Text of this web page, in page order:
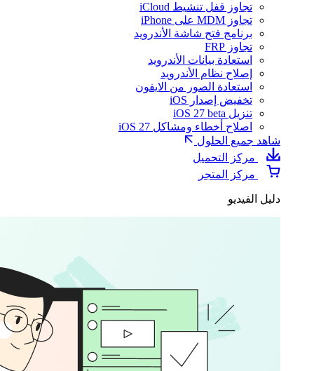
تجاوز قفل تنشيط iCloud
تجاوز MDM على iPhone
برنامج فتح شاشة الأندرويد
تجاوز FRP
استعادة بيانات الأندرويد
إصلاح نظام الأندرويد
استعادة الصور من الايفون
تخفيض إصدار iOS
تنزيل iOS 27 beta
اصلاح أخطاء ومشاكل iOS 27
شاهد جميع الحلول
مركز التحميل
مركز المتجر
دليل الفيديو